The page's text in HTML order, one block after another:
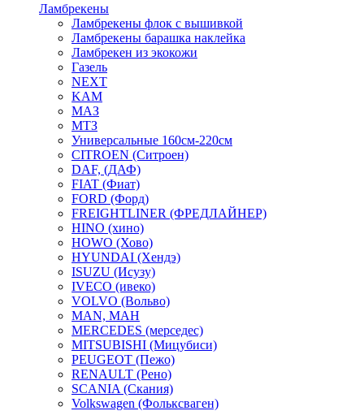
Ламбрекены
Ламбрекены флок с вышивкой
Ламбрекены барашка наклейка
Ламбрекен из экокожи
Газель
NEXT
KAM
МАЗ
МТЗ
Универсальные 160см-220см
CITROEN (Ситроен)
DAF, (ДАФ)
FIAT (Фиат)
FORD (Форд)
FREIGHTLINER (ФРЕДЛАЙНЕР)
HINO (хино)
HOWO (Хово)
HYUNDAI (Хендэ)
ISUZU (Исузу)
IVECO (ивеко)
VOLVO (Вольво)
MAN, МАН
MERCEDES (мерседес)
MITSUBISHI (Мицубиси)
PEUGEOT (Пежо)
RENAULT (Рено)
SCANIA (Скания)
Volkswagen (Фольксваген)